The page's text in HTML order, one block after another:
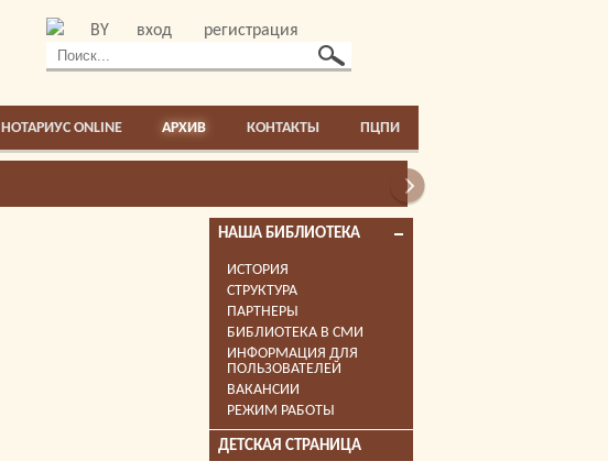
BY вход регистрация
НОТАРИУС ONLINE АРХИВ КОНТАКТЫ ПЦПИ
НАША БИБЛИОТЕКА
ИСТОРИЯ
СТРУКТУРА
ПАРТНЕРЫ
БИБЛИОТЕКА В СМИ
ИНФОРМАЦИЯ ДЛЯ
ПОЛЬЗОВАТЕЛЕЙ
ВАКАНСИИ
РЕЖИМ РАБОТЫ
ДЕТСКАЯ СТРАНИЦА